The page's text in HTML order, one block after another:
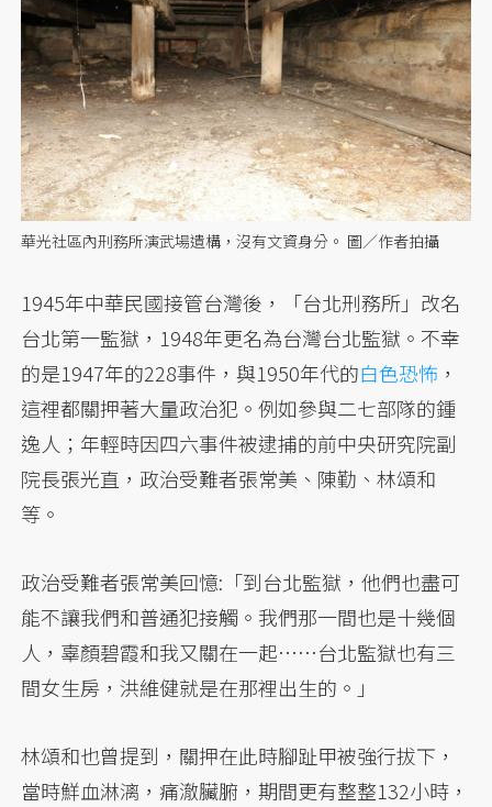
華光社區內刑務所演武場遺構，沒有文資身分。 圖／作者拍攝
1945年中華民國接管台灣後，「台北刑務所」改名
台北第一監獄，1948年更名為台灣台北監獄。不幸
的是1947年的228事件，與1950年代的白色恐怖 ，
這裡都關押著大量政治犯。例如參與二七部隊的鍾
逸人；年輕時因四六事件被逮捕的前中央研究院副
院長張光直，政治受難者張常美、陳勤、林頌和
等。
政治受難者張常美回憶:「到台北監獄，他們也盡可
能不讓我們和普通犯接觸。我們那一間也是十幾個
人，辜顏碧霞和我又關在一起……台北監獄也有三
間女生房，洪維健就是在那裡出生的。」
林頌和也曾提到，關押在此時腳趾甲被強行拔下，
當時鮮血淋漓，痛澈臟腑，期間更有整整132小時，